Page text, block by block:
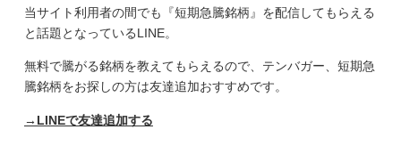
当サイト利用者の間でも『短期急騰銘柄』を配信してもらえる
と話題となっているLINE。
無料で騰がる銘柄を教えてもらえるので、テンバガー、短期急
騰銘柄をお探しの方は友達追加おすすめです。
→LINEで友達追加する